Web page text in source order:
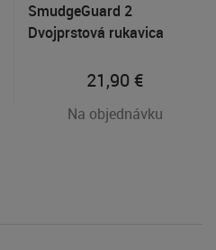
SmudgeGuard 2
Dvojprstová rukavica
21,90 €
Na objednávku